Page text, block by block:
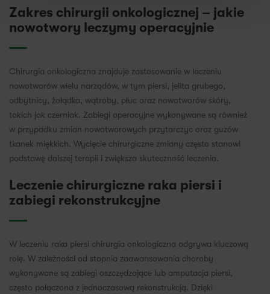
Zakres chirurgii onkologicznej – jakie
nowotwory leczymy operacyjnie
Chirurgia onkologiczna znajduje zastosowanie w leczeniu
nowotworów wielu narządów, w tym piersi, jelita grubego,
odbytnicy, żołądka, wątroby, płuc oraz nowotworów skóry,
takich jak czerniak. Zabiegi operacyjne wykonywane są również
w przypadku zmian nowotworowych przytarczyc oraz guzów
tkanek miękkich. Wycięcie chirurgiczne zmiany często stanowi
podstawę dalszej terapii i zwiększa skuteczność leczenia.
Leczenie chirurgiczne raka piersi i
zabiegi rekonstrukcyjne
W leczeniu raka piersi chirurgia onkologiczna odgrywa kluczową
rolę. W zależności od stopnia zaawansowania choroby
wykonywane są zabiegi oszczędzające lub amputacja piersi,
często połączona z jednoczasową rekonstrukcją. Dzięki